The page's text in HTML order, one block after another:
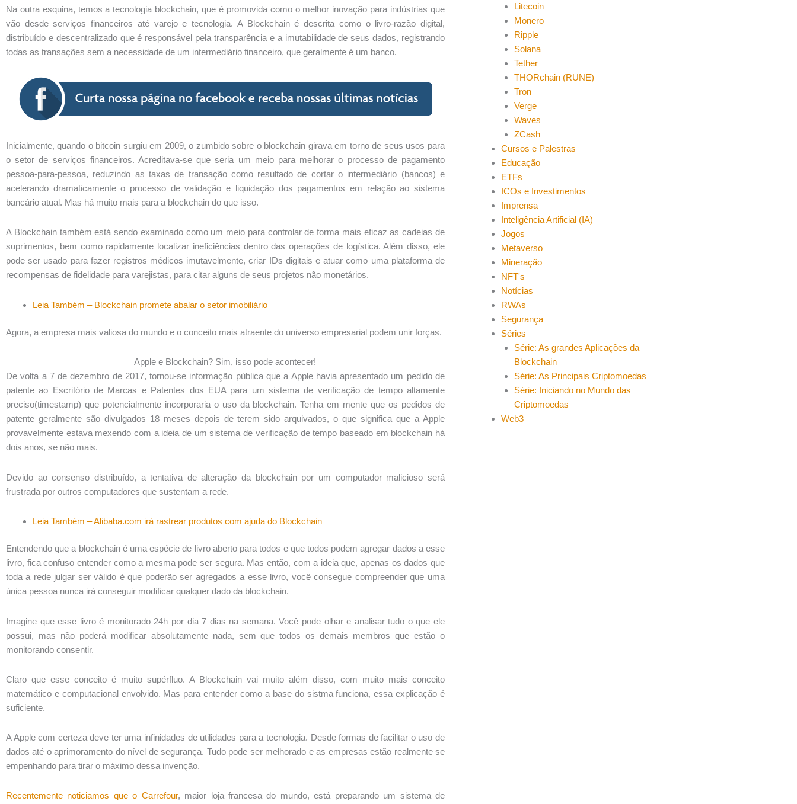
Na outra esquina, temos a tecnologia blockchain, que é promovida como o melhor inovação para indústrias que
vão desde serviços financeiros até varejo e tecnologia. A Blockchain é descrita como o livro-razão digital,
distribuído e descentralizado que é responsável pela transparência e a imutabilidade de seus dados, registrando
todas as transações sem a necessidade de um intermediário financeiro, que geralmente é um banco.
Inicialmente, quando o bitcoin surgiu em 2009, o zumbido sobre o blockchain girava em torno de seus usos para
o setor de serviços financeiros. Acreditava-se que seria um meio para melhorar o processo de pagamento
pessoa-para-pessoa, reduzindo as taxas de transação como resultado de cortar o intermediário (bancos) e
acelerando dramaticamente o processo de validação e liquidação dos pagamentos em relação ao sistema
bancário atual. Mas há muito mais para a blockchain do que isso.
A Blockchain também está sendo examinado como um meio para controlar de forma mais eficaz as cadeias de
suprimentos, bem como rapidamente localizar ineficiências dentro das operações de logística. Além disso, ele
pode ser usado para fazer registros médicos imutavelmente, criar IDs digitais e atuar como uma plataforma de
recompensas de fidelidade para varejistas, para citar alguns de seus projetos não monetários.
Leia Também – Blockchain promete abalar o setor imobiliário
Agora, a empresa mais valiosa do mundo e o conceito mais atraente do universo empresarial podem unir forças.
Apple e Blockchain? Sim, isso pode acontecer!
De volta a 7 de dezembro de 2017, tornou-se informação pública que a Apple havia apresentado um pedido de
patente ao Escritório de Marcas e Patentes dos EUA para um sistema de verificação de tempo altamente
preciso(timestamp) que potencialmente incorporaria o uso da blockchain. Tenha em mente que os pedidos de
patente geralmente são divulgados 18 meses depois de terem sido arquivados, o que significa que a Apple
provavelmente estava mexendo com a ideia de um sistema de verificação de tempo baseado em blockchain há
dois anos, se não mais.
Devido ao consenso distribuído, a tentativa de alteração da blockchain por um computador malicioso será
frustrada por outros computadores que sustentam a rede.
Leia Também – Alibaba.com irá rastrear produtos com ajuda do Blockchain
Entendendo que a blockchain é uma espécie de livro aberto para todos e que todos podem agregar dados a esse
livro, fica confuso entender como a mesma pode ser segura. Mas então, com a ideia que, apenas os dados que
toda a rede julgar ser válido é que poderão ser agregados a esse livro, você consegue compreender que uma
única pessoa nunca irá conseguir modificar qualquer dado da blockchain.
Imagine que esse livro é monitorado 24h por dia 7 dias na semana. Você pode olhar e analisar tudo o que ele
possui, mas não poderá modificar absolutamente nada, sem que todos os demais membros que estão o
monitorando consentir.
Claro que esse conceito é muito supérfluo. A Blockchain vai muito além disso, com muito mais conceito
matemático e computacional envolvido. Mas para entender como a base do sistma funciona, essa explicação é
suficiente.
A Apple com certeza deve ter uma infinidades de utilidades para a tecnologia. Desde formas de facilitar o uso de
dados até o aprimoramento do nível de segurança. Tudo pode ser melhorado e as empresas estão realmente se
empenhando para tirar o máximo dessa invenção.
Recentemente noticiamos que o Carrefour, maior loja francesa do mundo, está preparando um sistema de
Litecoin
Monero
Ripple
Solana
Tether
THORchain (RUNE)
Tron
Verge
Waves
ZCash
Cursos e Palestras
Educação
ETFs
ICOs e Investimentos
Imprensa
Inteligência Artificial (IA)
Jogos
Metaverso
Mineração
NFT's
Notícias
RWAs
Segurança
Séries
Série: As grandes Aplicações da
Blockchain
Série: As Principais Criptomoedas
Série: Iniciando no Mundo das
Criptomoedas
Web3